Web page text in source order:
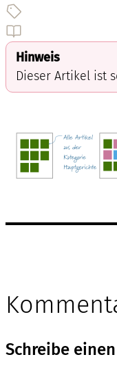
Hinweis
Dieser Artikel ist
Schreibe